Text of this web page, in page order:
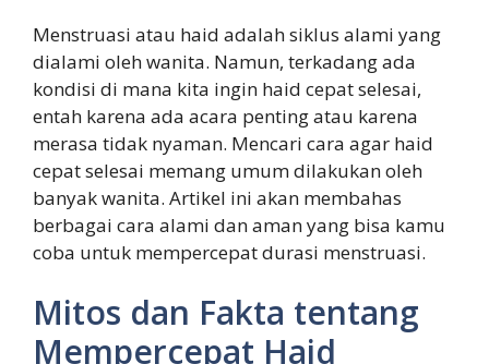
Menstruasi atau haid adalah siklus alami yang
dialami oleh wanita. Namun, terkadang ada
kondisi di mana kita ingin haid cepat selesai,
entah karena ada acara penting atau karena
merasa tidak nyaman. Mencari cara agar haid
cepat selesai memang umum dilakukan oleh
banyak wanita. Artikel ini akan membahas
berbagai cara alami dan aman yang bisa kamu
coba untuk mempercepat durasi menstruasi.
Mitos dan Fakta tentang
Mempercepat Haid